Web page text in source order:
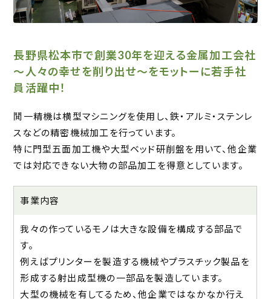
長野県松本市で創業30年を迎える金属加工会社
～人々の幸せを削り出せ～をモットーに若手社
員活躍中！
鬨一精機は横型マシニングを使用し、鉄・アルミ・ステンレ
スなどの精密機械加工を行っています。
特に門型五面加工機や大型ベッド研削盤を用いて、他企業
では対応できない大物の部品加工を得意としています。
事業内容
我々の作っているモノは大きな設備を構成する部品で
す。
例えばプリンターを製造する機械やプラスチック製品を
形成する射出成型機の一部品を製造しています。
大型の機械を有してるため、他企業ではなかなか行え